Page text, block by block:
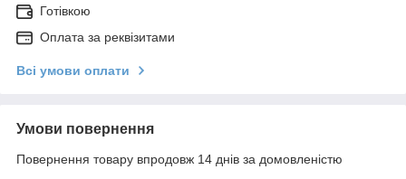
Готівкою
Оплата за реквізитами
Всі умови оплати
Умови повернення
Повернення товару впродовж 14 днів за домовленістю